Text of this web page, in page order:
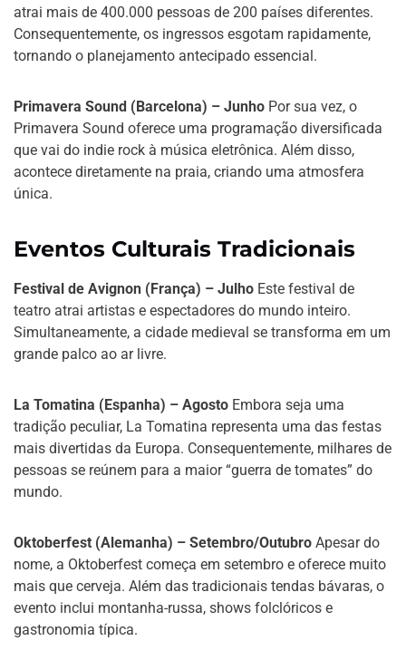
atrai mais de 400.000 pessoas de 200 países diferentes.
Consequentemente, os ingressos esgotam rapidamente,
tornando o planejamento antecipado essencial.
Primavera Sound (Barcelona) – Junho Por sua vez, o
Primavera Sound oferece uma programação diversificada
que vai do indie rock à música eletrônica. Além disso,
acontece diretamente na praia, criando uma atmosfera
única.
Eventos Culturais Tradicionais
Festival de Avignon (França) – Julho Este festival de
teatro atrai artistas e espectadores do mundo inteiro.
Simultaneamente, a cidade medieval se transforma em um
grande palco ao ar livre.
La Tomatina (Espanha) – Agosto Embora seja uma
tradição peculiar, La Tomatina representa uma das festas
mais divertidas da Europa. Consequentemente, milhares de
pessoas se reúnem para a maior “guerra de tomates” do
mundo.
Oktoberfest (Alemanha) – Setembro/Outubro Apesar do
nome, a Oktoberfest começa em setembro e oferece muito
mais que cerveja. Além das tradicionais tendas bávaras, o
evento inclui montanha-russa, shows folclóricos e
gastronomia típica.